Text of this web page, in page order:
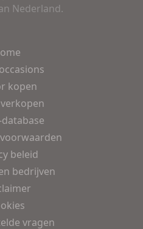
Nederland.
kopen
beleid
bedrijven
vragen